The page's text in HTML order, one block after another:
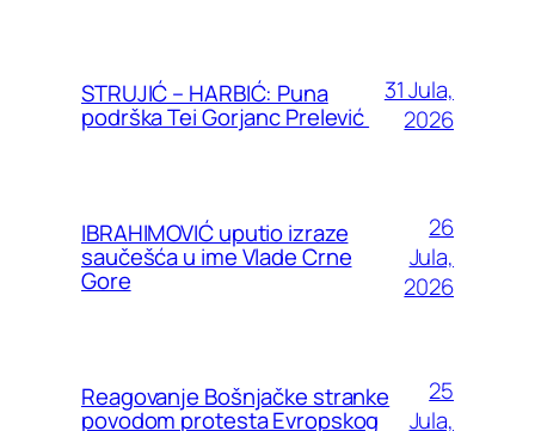
STRUJIĆ – HARBIĆ: Puna
podrška Tei Gorjanc Prelević
31 Jula,
2026
IBRAHIMOVIĆ uputio izraze
saučešća u ime Vlade Crne
Gore
26
Jula,
2026
Reagovanje Bošnjačke stranke
povodom protesta Evropskog
25
Jula,